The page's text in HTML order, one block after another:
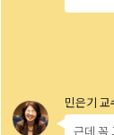
근데 꼭